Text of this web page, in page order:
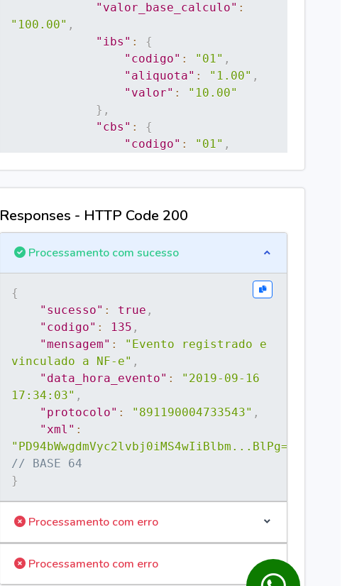
"valor_base_calculo" :
"100.00" ,
"ibs" :
{
"codigo" : "01" ,
"aliquota" : "1.00" ,
"valor" :
"10.00"
} ,
"cbs" :
{
"codigo" : "01" ,
}
]
}
Responses - HTTP Code 200
Processamento com sucesso
{
"sucesso" : true ,
"codigo" : 135 ,
"mensagem" :
"Evento registrado e
vinculado a NF-e" ,
"data_hora_evento" :
"2019-09-16
17:34:03" ,
"protocolo" : "891190004733543" ,
"xml" :
"PD94bWwgdmVyc2lvbj0iMS4wIiBlbm...BlPg=="
// BASE 64
}
Processamento com erro
Processamento com erro